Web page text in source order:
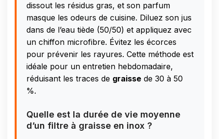
dissout les résidus gras, et son parfum
masque les odeurs de cuisine. Diluez son jus
dans de l’eau tiède (50/50) et appliquez avec
un chiffon microfibre. Évitez les écorces
pour prévenir les rayures. Cette méthode est
idéale pour un entretien hebdomadaire,
réduisant les traces de graisse de 30 à 50
%.
Quelle est la durée de vie moyenne
d’un filtre à graisse en inox ?